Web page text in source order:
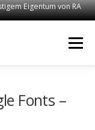
Eigentum von RA
Menü
Fonts –